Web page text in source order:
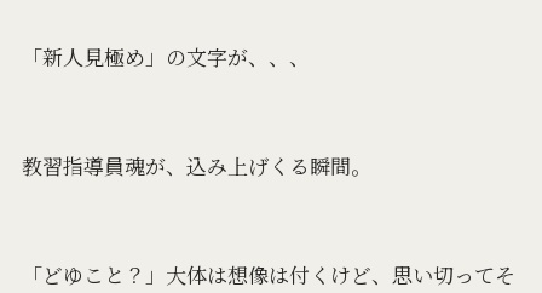
「新人見極め」の文字が、、、
教習指導員魂が、込み上げくる瞬間。
「どゆこと？」大体は想像は付くけど、思い切ってそ